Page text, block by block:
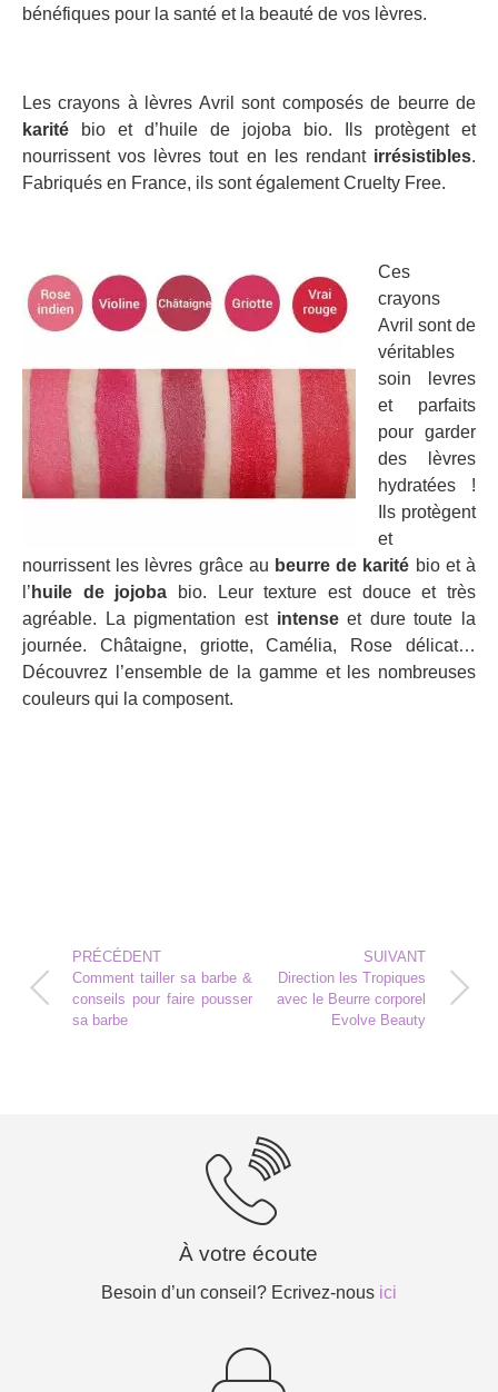
bénéfiques pour la santé et la beauté de vos lèvres.
Les crayons à lèvres Avril sont composés de beurre de
karité bio et d’huile de jojoba bio. Ils protègent et
nourrissent vos lèvres tout en les rendant irrésistibles.
Fabriqués en France, ils sont également Cruelty Free.
Ces
crayons
Avril sont de
véritables
soin levres
et parfaits
pour garder
des lèvres
hydratées !
Ils protègent
et
nourrissent les lèvres grâce au beurre de karité bio et à
l’ huile de jojoba bio. Leur texture est douce et très
agréable. La pigmentation est intenseet dure toute la
journée. Châtaigne, griotte, Camélia, Rose délicat…
Découvrez l’ensemble de la gamme et les nombreuses
couleurs qui la composent.
PRÉCÉDENT
Comment tailler sa barbe &
conseils pour faire pousser
sa barbe
SUIVANT
Direction les Tropiques
avec le Beurre corporel
Evolve Beauty
À votre écoute
Besoin d’un conseil? Ecrivez-nous ici